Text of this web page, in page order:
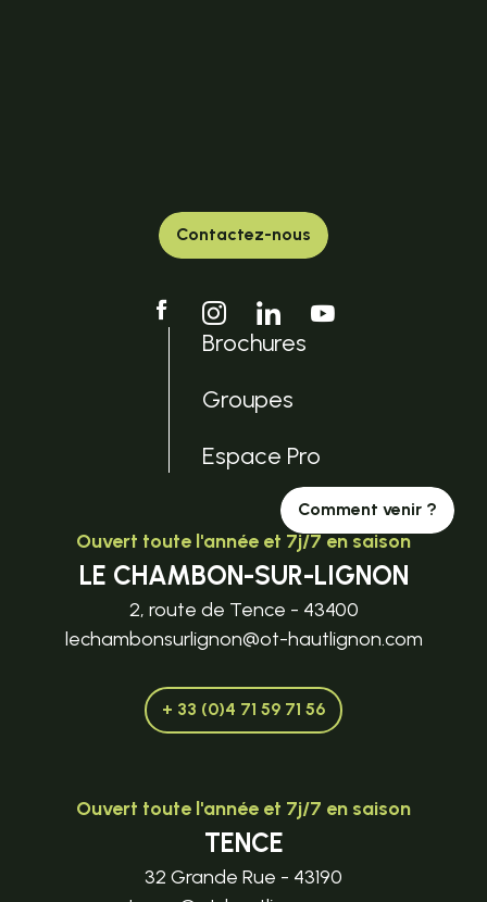
Contactez-nous
Brochures
Groupes
Espace Pro
Comment venir ?
Ouvert toute l'année et 7j/7 en saison
LE CHAMBON-SUR-LIGNON
2, route de Tence - 43400
lechambonsurlignon@ot-hautlignon.com
+ 33 (0)4 71 59 71 56
Ouvert toute l'année et 7j/7 en saison
TENCE
32 Grande Rue - 43190